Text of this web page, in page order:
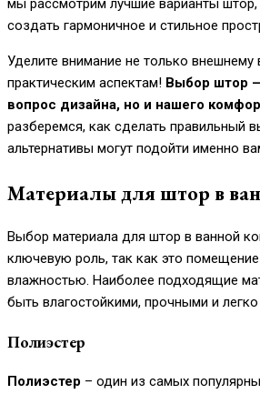
мы рассмотрим лучшие варианты
создать гармоничное и стильное
Уделите внимание не только внешнему
практическим аспектам! Выбор штор
вопрос дизайна, но и нашего
разберемся, как сделать правильный
альтернативы могут подойти именно
Материалы для штор в
Выбор материала для штор в ванной
ключевую роль, так как это
влажностью. Наиболее подходящие
быть влагостойкими, прочными и легко
Полиэстер
Полиэстер – один из самых